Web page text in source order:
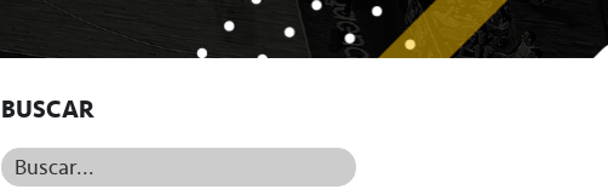
BUSCAR
Buscar...